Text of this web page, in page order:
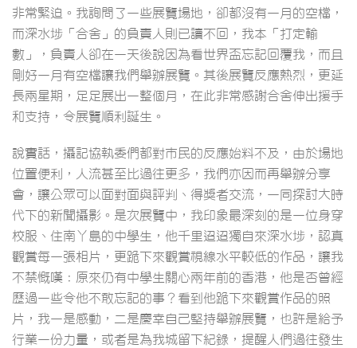
非常緊迫。我詢問了一些展覽場地，卻都沒有一月的空檔，
而深水埗「合舍」的負責人則已讀不回，我本「打定輸
數」，負責人卻在一天後說因為看世界盃忘記回覆我，而且
剛好一月有空檔讓我們舉辦展覽。其後展覽反應熱烈，更延
長兩星期，足足展出一整個月，在此非常感謝合舍伸出援手
和支持，令展覽順利誕生。
說實話，攝記協執委們都對市民的反應始料不及，由於場地
位置便利，人流甚至比過往更多，我們亦因而再舉辦分享
會，讓公眾可以面對面與評判、得獎者交流，一同探討大時
代下的新聞攝影。是次展覽中，我印象最深刻的是一位身穿
校服、住南丫島的中學生，他千里迢迢獨自來深水埗，認真
觀賞每一張相片，更跪下來觀賞視線水平較低的作品，讓我
不禁慨嘆：原來仍有中學生關心兩年前的香港，他是否曾經
歷過一些令他不敢忘記的事？看到他跪下來觀賞作品的照
片，我一是感動，二是慶幸自己堅持舉辦展覽，也許是給予
行業一份力量，或者是為我城留下紀錄，提醒人們過往發生